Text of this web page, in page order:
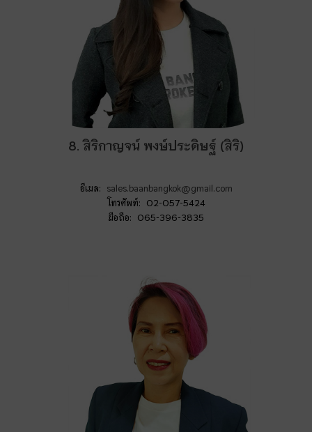
8. สิริกาญจน์ พงษ์ประดิษฐ์ (สิริ)
อีเมล: sales.baanbangkok@gmail.com
โทรศัพท์: 02-057-5424
มือถือ: 065-396-3835